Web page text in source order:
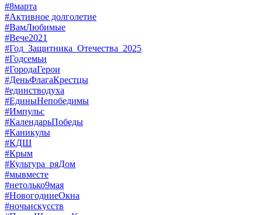
#8марта
#Активное долголетие
#ВамЛюбимые
#Вече2021
#Год_Защитника_Отечества_2025
#Годсемьи
#ГородаГерои
#ДеньФлагаКрестцы
#единстводуха
#ЕдиныНепобедимы
#Импульс
#КалендарьПобеды
#Каникулы
#КДШ
#Крым
#Культура_ряДом
#мывместе
#нетолько9мая
#НовогодниеОкна
#ночьискусств